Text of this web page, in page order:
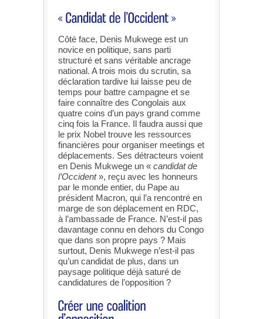
Côté face, Denis Mukwege est un
novice en politique, sans parti
structuré et sans véritable ancrage
national. A trois mois du scrutin, sa
déclaration tardive lui laisse peu de
temps pour battre campagne et se
faire connaître des Congolais aux
quatre coins d’un pays grand comme
cinq fois la France. Il faudra aussi que
le prix Nobel trouve les ressources
financières pour organiser meetings et
déplacements. Ses détracteurs voient
en Denis Mukwege un « candidat de
l’Occident», reçu avec les honneurs
par le monde entier, du Pape au
président Macron, qui l’a rencontré en
marge de son déplacement en RDC,
à l’ambassade de France. N’est-il pas
davantage connu en dehors du Congo
que dans son propre pays ? Mais
surtout, Denis Mukwege n’est-il pas
qu’un candidat de plus, dans un
paysage politique déjà saturé de
candidatures de l’opposition ?